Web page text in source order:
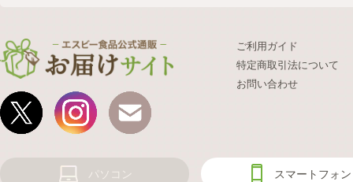
ご利用ガイド
特定商取引法について
お問い合わせ
パソコン スマートフォン